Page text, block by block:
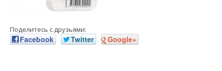
Поделитесь с друзьями:
Facebook Twitter Google+